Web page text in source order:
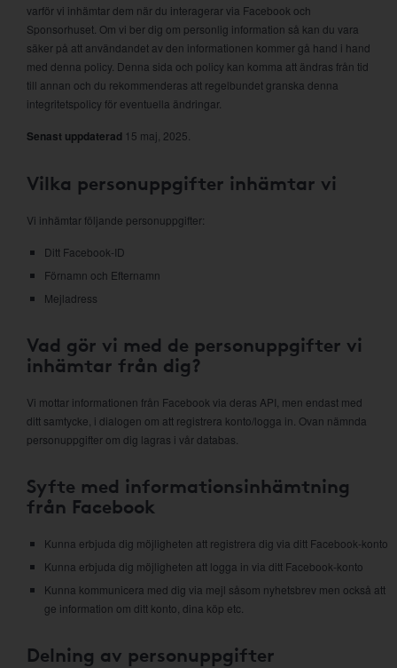
varför vi inhämtar dem när du interagerar via Facebook och
Sponsorhuset. Om vi ber dig om personlig information så kan du vara
säker på att användandet av den informationen kommer gå hand i hand
med denna policy. Denna sida och policy kan komma att ändras från tid
till annan och du rekommenderas att regelbundet granska denna
integritetspolicy för eventuella ändringar.
Senast uppdaterad 15 maj, 2025.
Vilka personuppgifter inhämtar vi
Vi inhämtar följande personuppgifter:
Ditt Facebook-ID
Förnamn och Efternamn
Mejladress
Vad gör vi med de personuppgifter vi
inhämtar från dig?
Vi mottar informationen från Facebook via deras API, men endast med
ditt samtycke, i dialogen om att registrera konto/logga in. Ovan nämnda
personuppgifter om dig lagras i vår databas.
Syfte med informationsinhämtning
från Facebook
Kunna erbjuda dig möjligheten att registrera dig via ditt Facebook-konto
Kunna erbjuda dig möjligheten att logga in via ditt Facebook-konto
Kunna kommunicera med dig via mejl såsom nyhetsbrev men också att
ge information om ditt konto, dina köp etc.
Delning av personuppgifter